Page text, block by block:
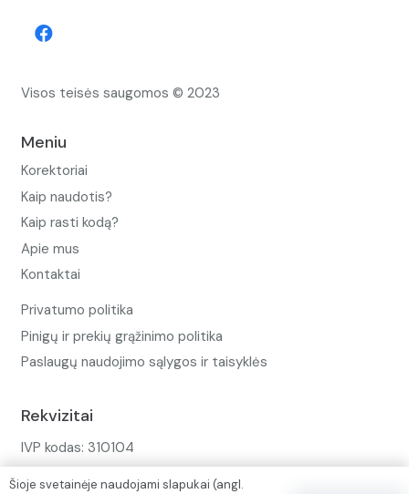
Visos teisės saugomos © 2023
Meniu
Korektoriai
Kaip naudotis?
Kaip rasti kodą?
Apie mus
Kontaktai
Privatumo politika
Pinigų ir prekių grąžinimo politika
Paslaugų naudojimo sąlygos ir taisyklės
Rekvizitai
IVP kodas: 310104
Šioje svetainėje naudojami slapukai (angl.